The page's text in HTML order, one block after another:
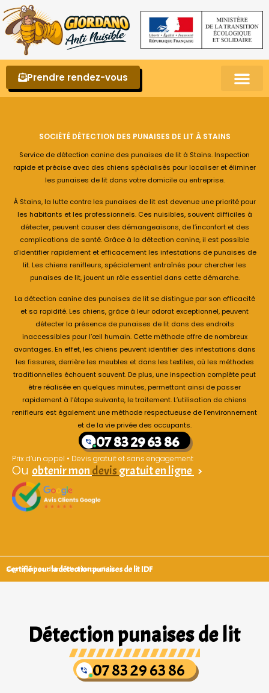
Prendre rendez-vous
SOCIÉTÉ DÉTECTION DES PUNAISES DE LIT À STAINS
Service de détection canine des punaises de lit à Stains. Inspection
rapide et précise avec des chiens spécialisés pour localiser et éliminer
les punaises de lit dans votre domicile ou entreprise.
À Stains, la lutte contre les punaises de lit est devenue une priorité pour
les habitants et les professionnels. Ces nuisibles, souvent difficiles à
détecter, peuvent causer des démangeaisons, de l’inconfort et des
complications de santé. Grâce à la détection canine, il est possible
d’identifier rapidement et efficacement les infestations de punaises de
lit. Les chiens renifleurs, spécialement entraînés pour chercher les
punaises de lit, jouent un rôle essentiel dans cette démarche.
La détection canine des punaises de lit se distingue par son efficacité
et sa rapidité. Les chiens, grâce à leur odorat exceptionnel, peuvent
détecter la présence de punaises de lit dans des endroits
inaccessibles pour l’œil humain. Cette méthode offre de nombreux
avantages. En effet, les chiens peuvent identifier des infestations dans
les fissures, derrière les meubles et dans les textiles, où les méthodes
traditionnelles échouent souvent. De plus, une inspection complète peut
être réalisée en quelques minutes, permettant ainsi de passer
rapidement à l’étape suivante, le traitement. L’utilisation de chiens
renifleurs est également une méthode respectueuse de l’environnement
et de la vie privée des occupants.
07 83 29 63 86
Prix d’un appel • Devis gratuit et sans engagement
Ou obtenir mon devis gratuit en ligne >
Certifié pour la détection punaises de lit IDF
Signataires d’une charte qualité
Détection punaises de lit
07 83 29 63 86